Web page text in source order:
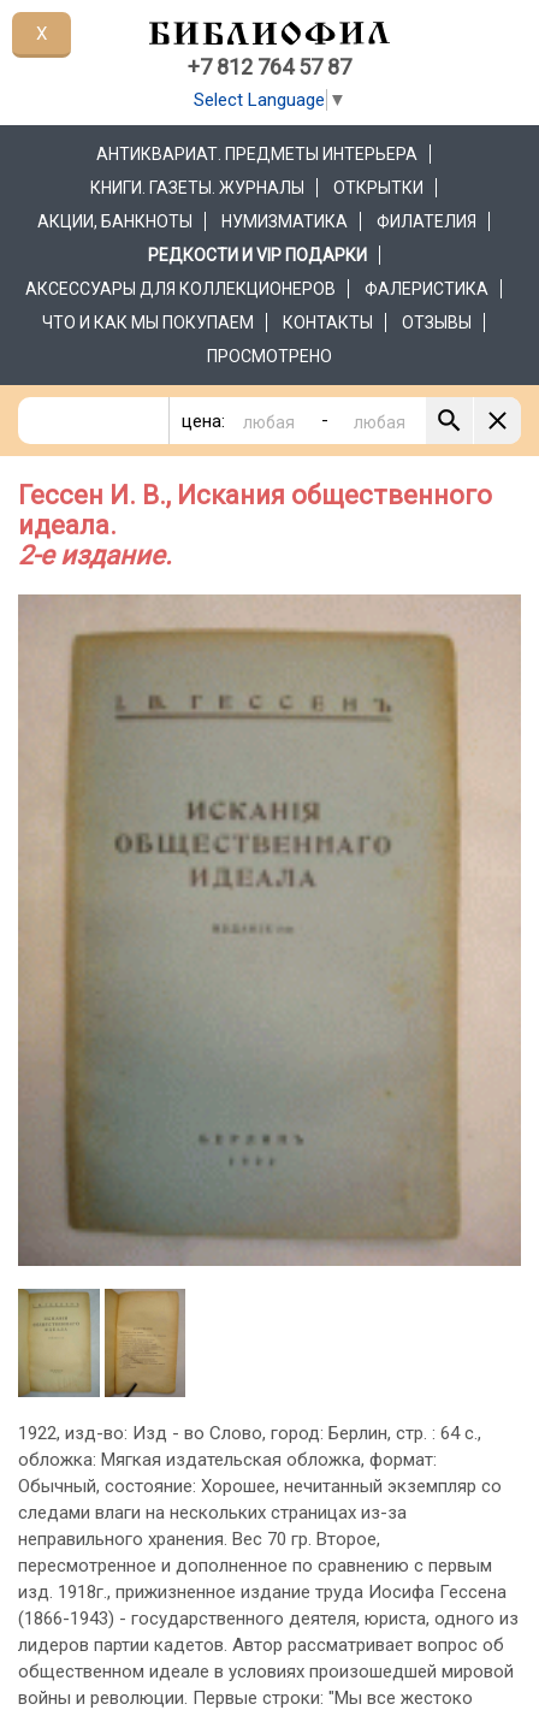
+7 812 764 57 87
Select Language ▼
АНТИКВАРИАТ. ПРЕДМЕТЫ ИНТЕРЬЕРА
КНИГИ. ГАЗЕТЫ. ЖУРНАЛЫ
ОТКРЫТКИ
АКЦИИ, БАНКНОТЫ
НУМИЗМАТИКА
ФИЛАТЕЛИЯ
РЕДКОСТИ И VIP ПОДАРКИ
АКСЕССУАРЫ ДЛЯ КОЛЛЕКЦИОНЕРОВ
ФАЛЕРИСТИКА
ЧТО И КАК МЫ ПОКУПАЕМ
КОНТАКТЫ
ОТЗЫВЫ
ПРОСМОТРЕНО
цена: -
Гессен И. В., Искания общественного
идеала.
2-е издание.
1922, изд-во: Изд - во Слово, город: Берлин, стр. : 64 с.,
обложка: Мягкая издательская обложка, формат:
Обычный, состояние: Хорошее, нечитанный экземпляр со
следами влаги на нескольких страницах из-за
неправильного хранения. Вес 70 гр. Второе,
пересмотренное и дополненное по сравнению с первым
изд. 1918г., прижизненное издание труда Иосифа Гессена
(1866-1943) - государственного деятеля, юриста, одного из
лидеров партии кадетов. Автор рассматривает вопрос об
общественном идеале в условиях произошедшей мировой
войны и революции. Первые строки: "Мы все жестоко
X